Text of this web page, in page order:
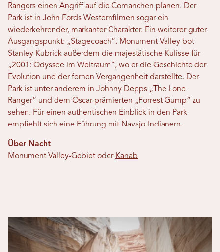
Rangers einen Angriff auf die Comanchen planen. Der
Park ist in John Fords Westernfilmen sogar ein
wiederkehrender, markanter Charakter. Ein weiterer guter
Ausgangspunkt: „Stagecoach“. Monument Valley bot
Stanley Kubrick außerdem die majestätische Kulisse für
„2001: Odyssee im Weltraum“, wo er die Geschichte der
Evolution und der fernen Vergangenheit darstellte. Der
Park ist unter anderem in Johnny Depps „The Lone
Ranger“ und dem Oscar-prämierten „Forrest Gump“ zu
sehen. Für einen authentischen Einblick in den Park
empfiehlt sich eine Führung mit Navajo-Indianern.
Über Nacht
Monument Valley-Gebiet oder Kanab